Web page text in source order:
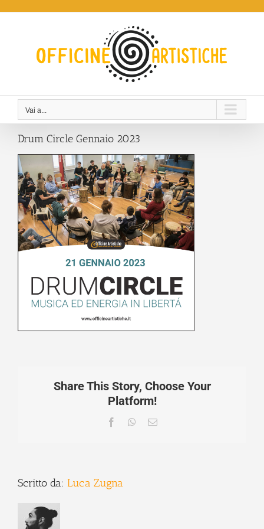
Vai a...
Drum Circle Gennaio 2023
Share This Story, Choose Your
Platform!
FacebookWhatsApp
Email
Scritto da: Luca Zugna